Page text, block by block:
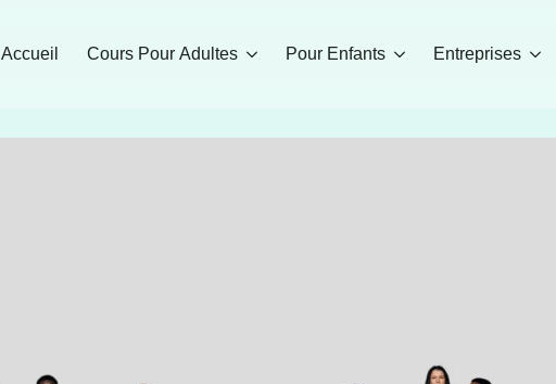
Accueil Cours Pour Adultes Pour Enfants Entreprises